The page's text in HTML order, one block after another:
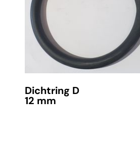
Dichtring D
12 mm